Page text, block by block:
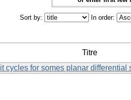
Sort by: In order:
Titre
cycles for somes planar differential